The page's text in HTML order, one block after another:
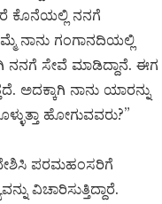
ಕೊನೆಯಲ್ಲಿ ನನಗೆ
ನಾನು ಗಂಗಾನದಿಯಲ್ಲಿ
ನನಗೆ ಸೇವೆ ಮಾಡಿದ್ದಾನೆ. ಈಗ
ಅದಕ್ಕಾಗಿ ನಾನು ಯಾರನ್ನು
ಹೋಗುವವರು?”
ಪರಮಹಂಸರಿಗೆ
ವಿಚಾರಿಸುತ್ತಿದ್ದಾರೆ.